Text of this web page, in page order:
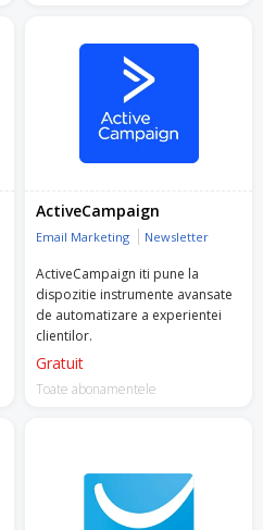
ActiveCampaign
Email Marketing Newsletter
ActiveCampaign iti pune la
dispozitie instrumente avansate
de automatizare a experientei
clientilor.
Gratuit
Toate abonamentele